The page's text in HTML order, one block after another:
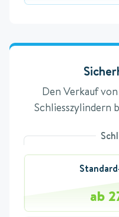
Den Verkauf
Schliesszylindern
ab